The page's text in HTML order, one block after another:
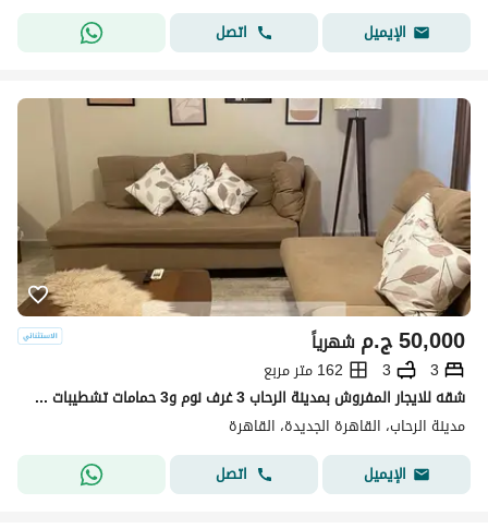
الإيميل
اتصل
ج.م50,000 شهرياً
3
3
162 متر مربع
شقه للايجار المفروش بمدينة الرحاب 3 غرف نوم و3 حمامات تشطيبات خاصه فرش مودرن واضائات حديثه الشقه دور رابع باسانسير
مدينة الرحاب، القاهرة الجديدة، القاهرة
الإيميل
اتصل